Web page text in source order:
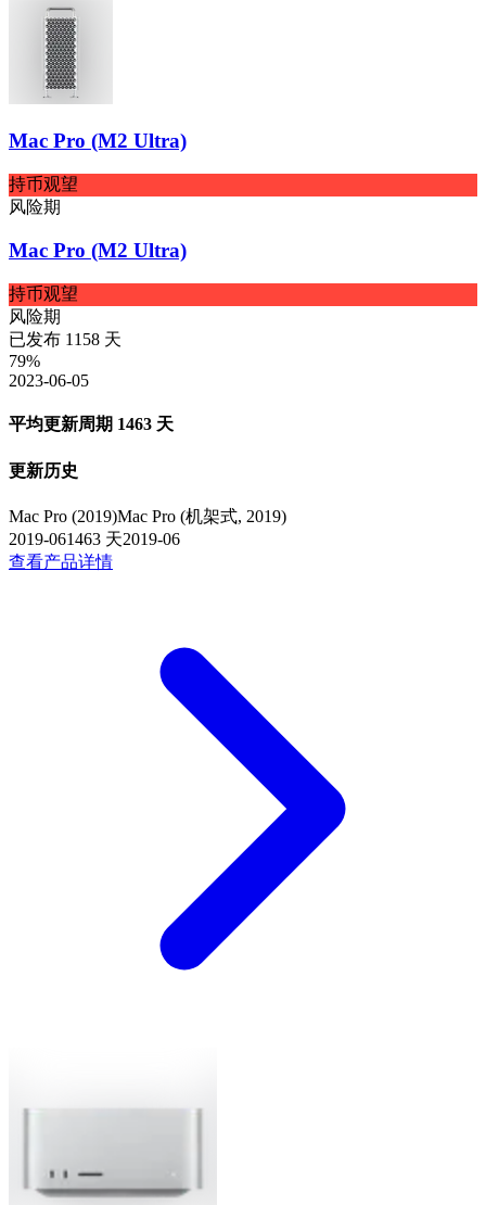
Mac Pro (M2 Ultra)
持币观望
风险期
Mac Pro (M2 Ultra)
持币观望
风险期
已发布 1158 天
79%
2023-06-05
平均更新周期 1463 天
更新历史
Mac Pro (2019)Mac Pro (机架式, 2019)
2019-061463 天2019-06
查看产品详情